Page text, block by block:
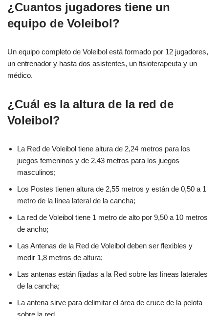
¿Cuantos jugadores tiene un
equipo de Voleibol?
Un equipo completo de Voleibol está formado por 12 jugadores,
un entrenador y hasta dos asistentes, un fisioterapeuta y un
médico.
¿Cuál es la altura de la red de
Voleibol?
La Red de Voleibol tiene altura de 2,24 metros para los
juegos femeninos y de 2,43 metros para los juegos
masculinos;
Los Postes tienen altura de 2,55 metros y están de 0,50 a 1
metro de la línea lateral de la cancha;
La red de Voleibol tiene 1 metro de alto por 9,50 a 10 metros
de ancho;
Las Antenas de la Red de Voleibol deben ser flexibles y
medir 1,8 metros de altura;
Las antenas están fijadas a la Red sobre las líneas laterales
de la cancha;
La antena sirve para delimitar el área de cruce de la pelota